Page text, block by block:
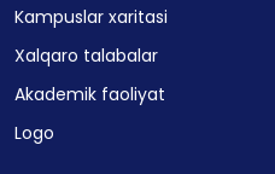
Kampuslar xaritasi
Xalqaro talabalar
Akademik faoliyat
Logo